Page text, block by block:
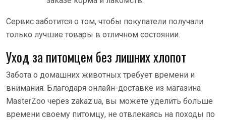
Сервис заботится о том, чтобы покупатели получали
только лучшие товары в отличном состоянии.
Уход за питомцем без лишних хлопот
Забота о домашних животных требует времени и
внимания. Благодаря онлайн-доставке из магазина
MasterZoo через zakaz.ua, вы можете уделить больше
времени своему питомцу, не отвлекаясь на походы по